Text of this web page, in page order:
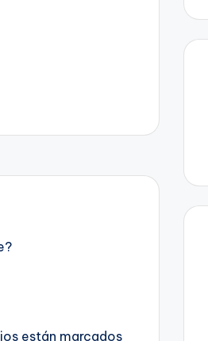
están marcados